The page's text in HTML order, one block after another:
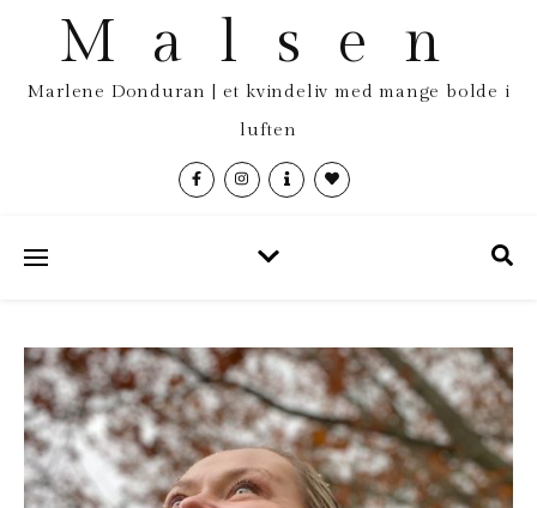
Malsen
Marlene Donduran | et kvindeliv med mange bolde i
luften